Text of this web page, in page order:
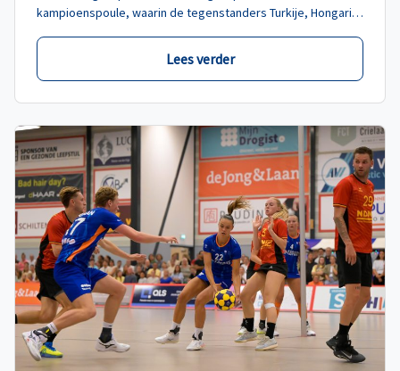
kampioenspoule, waarin de tegenstanders Turkije, Hongarije
Lees verder